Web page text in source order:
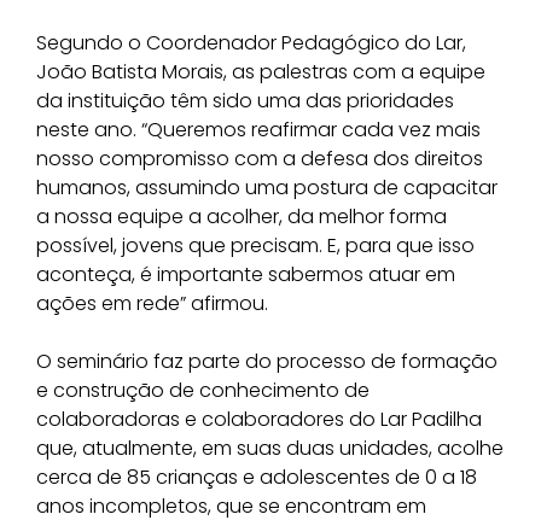
Segundo o Coordenador Pedagógico do Lar,
João Batista Morais, as palestras com a equipe
da instituição têm sido uma das prioridades
neste ano. “Queremos reafirmar cada vez mais
nosso compromisso com a defesa dos direitos
humanos, assumindo uma postura de capacitar
a nossa equipe a acolher, da melhor forma
possível, jovens que precisam. E, para que isso
aconteça, é importante sabermos atuar em
ações em rede” afirmou.
O seminário faz parte do processo de formação
e construção de conhecimento de
colaboradoras e colaboradores do Lar Padilha
que, atualmente, em suas duas unidades, acolhe
cerca de 85 crianças e adolescentes de 0 a 18
anos incompletos, que se encontram em